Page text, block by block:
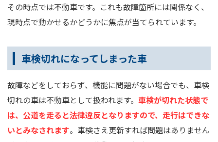
その時点では不動車です。これも故障箇所には関係なく、
現時点で動かせるかどうかに焦点が当てられています。
車検切れになってしまった車
故障などをしておらず、機能に問題がない場合でも、車検
切れの車は不動車として扱われます。 車検が切れた状態で
は、公道を走ると法律違反となりますので、走行はできな
いとみなされます。車検さえ更新すれば問題はありません